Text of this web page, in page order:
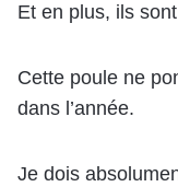
Et en plus, ils
Cette poule ne
dans l’année.
Je dois